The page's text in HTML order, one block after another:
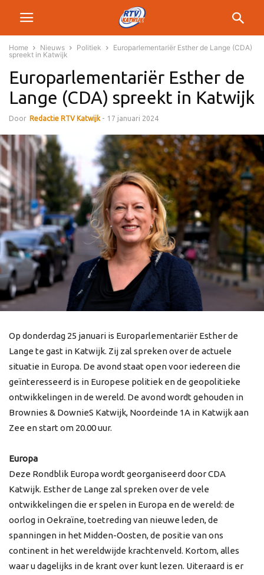
Home Nieuws Politiek
Europarlementariër Esther de Lange (CDA)
spreekt in Katwijk
Europarlementariër Esther de
Lange (CDA) spreekt in Katwijk
Door Redactie RTV Katwijk - 17 januari 2024
Op donderdag 25 januari is Europarlementariër Esther de
Lange te gast in Katwijk. Zij zal spreken over de actuele
situatie in Europa. De avond staat open voor iedereen die
geïnteresseerd is in Europese politiek en de geopolitieke
ontwikkelingen in de wereld. De avond wordt gehouden in
Brownies & DownieS Katwijk, Noordeinde 1A in Katwijk aan
Zee en start om 20.00 uur.
Europa
Deze Rondblik Europa wordt georganiseerd door CDA
Katwijk. Esther de Lange zal spreken over de vele
ontwikkelingen die er spelen in Europa en de wereld: de
oorlog in Oekraïne, toetreding van nieuwe leden, de
spanningen in het Midden-Oosten, de positie van ons
continent in het wereldwijde krachtenveld. Kortom, alles
waar u dagelijks in de krant over kunt lezen. Uiteraard is er